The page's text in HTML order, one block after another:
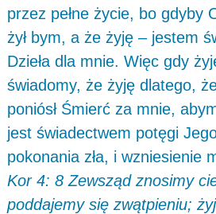
przez pełne życie, bo gdyby
żył bym, a że żyję – jestem
Dzieła dla mnie. Więc gdy
świadomy, że żyję dlatego,
poniósł Śmierć za mnie,
jest świadectwem potęgi
pokonania zła, i wzniesienie
Kor 4: 8 Zewsząd znosimy
poddajemy się zwątpieniu;